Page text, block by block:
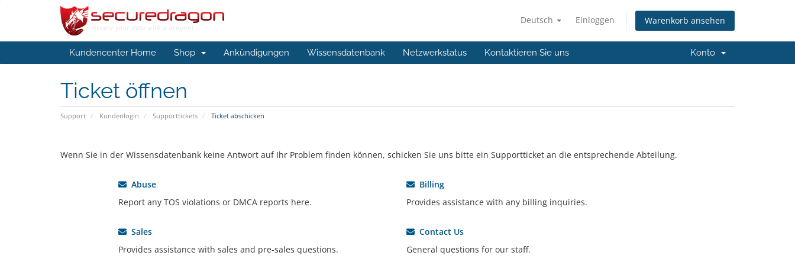
Deutsch Einloggen Warenkorb ansehen
Kundencenter Home Shop Ankündigungen Wissensdatenbank Netzwerkstatus Kontaktieren Sie uns Konto
Ticket öffnen
Support Kundenlogin Supporttickets Ticket abschicken
Wenn Sie in der Wissensdatenbank keine Antwort auf Ihr Problem finden können, schicken Sie uns bitte ein Supportticket an die entsprechende Abteilung.
Abuse
Report any TOS violations or DMCA reports here.
Billing
Provides assistance with any billing inquiries.
Sales
Provides assistance with sales and pre-sales questions.
Contact Us
General questions for our staff.